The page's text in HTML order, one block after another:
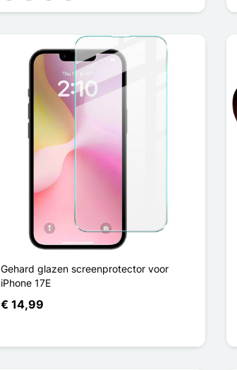
Gehard glazen screenprotector voor
iPhone 17E
€ 14,99